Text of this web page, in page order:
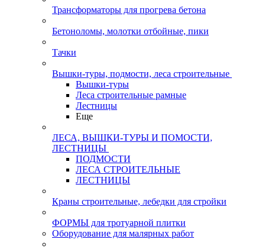
Трансформаторы для прогрева бетона
Бетоноломы, молотки отбойные, пики
Тачки
Вышки-туры, подмости, леса строительные
Вышки-туры
Леса строительные рамные
Лестницы
Еще
ЛЕСА, ВЫШКИ-ТУРЫ И ПОМОСТИ,
ЛЕСТНИЦЫ
ПОДМОСТИ
ЛЕСА СТРОИТЕЛЬНЫЕ
ЛЕСТНИЦЫ
Краны строительные, лебедки для стройки
ФОРМЫ для тротуарной плитки
Оборудование для малярных работ